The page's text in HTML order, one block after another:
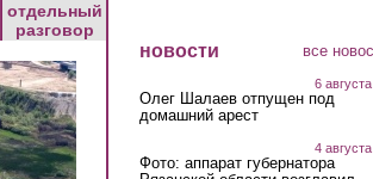
отдельный
разговор
новости все
6
Олег Шалаев отпущен под
домашний арест
4
Фото: аппарат губернатора